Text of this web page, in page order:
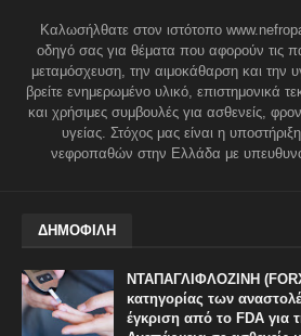
Καλωσήλθατε στον ιστότοπο
οδηγό σας για θέματα που αφορούν τις
μεταμόσχευση, την αιμοκάθαρση και την
βρείτε ενημερωμένο υλικό, επιστημονικά
και χρήσιμες συμβουλές για ασθενείς,
υγείας. Στόχος μας είναι η
νεφροπαθών στην Ελλάδα με
ΔΗΜΟΦΙΛΗ
ΝΤΑΠΑΓΛΙΦΛΟΖΙΝΗ
κατηγορίας των
έγκριση από το FDA για